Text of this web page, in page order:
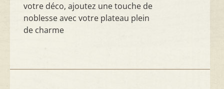
votre déco, ajoutez une touche de
noblesse avec votre plateau plein
de charme